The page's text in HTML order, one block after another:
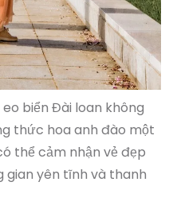
biển Đài loan không
thức hoa anh đào một
thể cảm nhận vẻ đẹp
gian yên tĩnh và thanh